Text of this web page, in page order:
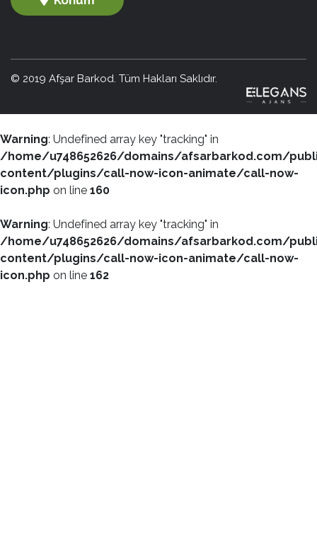
© 2019 Afşar Barkod. Tüm Hakları Saklıdır.
Warning: Undefined array key "tracking" in
/home/u748652626/domains/afsarbarkod.com/
content/plugins/call-now-icon-animate/call-now-
icon.php on line 160
Warning: Undefined array key "tracking" in
/home/u748652626/domains/afsarbarkod.com/
content/plugins/call-now-icon-animate/call-now-
icon.php on line 162